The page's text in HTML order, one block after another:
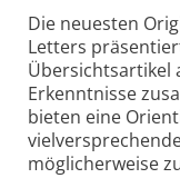
Die neuesten
Letters
Übersichtsartikel
Erkenntnisse
bieten eine
möglicherweise